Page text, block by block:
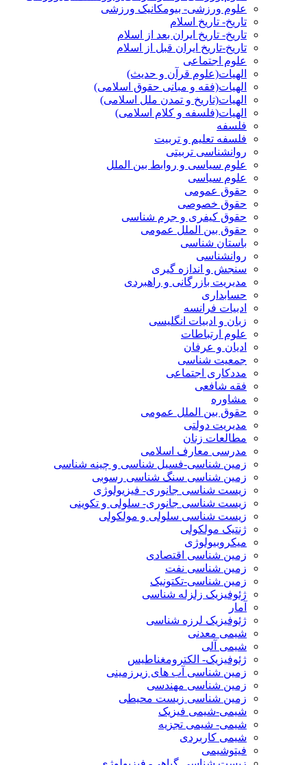
علوم ورزشی- بیومکانیک ورزشی
تاریخ- تاریخ اسلام
تاریخ- تاریخ ایران بعد از اسلام
تاریخ-تاریخ ایران قبل از اسلام
علوم اجتماعی
الهیات(علوم قرآن و حدیث)
الهیات(فقه و مبانی حقوق اسلامی)
الهیات(تاریخ و تمدن ملل اسلامی)
الهیات(فلسفه و کلام اسلامی)
فلسفه
فلسفه تعلیم و تربیت
روانشناسی تربیتی
علوم سیاسی و روابط بین الملل
علوم سیاسی
حقوق عمومی
حقوق خصوصی
حقوق کیفری و جرم شناسی
حقوق بین الملل عمومی
باستان شناسی
روانشناسی
سنجش و اندازه گیری
مدیریت بازرگانی و راهبردی
حسابداری
ادبیات فرانسه
زبان و ادبیات انگلیسی
علوم ارتباطات
ادیان و عرفان
جمعیت شناسی
مددکاری اجتماعی
فقه شافعی
مشاوره
حقوق بین الملل عمومی
مدیریت دولتی
مطالعات زنان
مدرسی معارف اسلامی
زمین شناسی-فسیل شناسی و چینه شناسی
زمین شناسی سنگ شناسی رسوبی
زیست شناسی جانوری- فیزیولوژی
زیست شناسی جانوری- سلولی و تکوینی
زیست شناسی سلولی و مولکولی
ژنتیک مولکولی
میکروبیولوژی
زمین شناسی اقتصادی
زمین شناسی نفت
زمین شناسی-تکتونیک
ژئوفیزیک زلزله شناسی
آمار
ژئوفیزیک لرزه شناسی
شیمی معدنی
شیمی آلی
ژئوفیزیک- الکترومغناطیس
زمین شناسی آب های زیرزمینی
زمین شناسی مهندسی
زمین شناسی زیست محیطی
شیمی-شیمی فیزیک
شیمی- شیمی تجزیه
شیمی کاربردی
فیتوشیمی